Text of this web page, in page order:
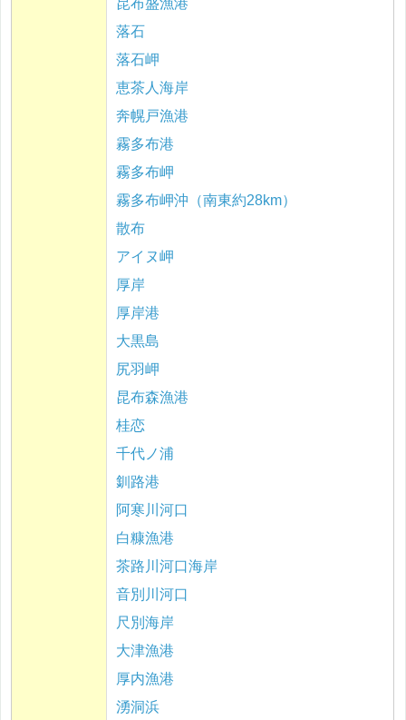
昆布盛漁港
落石
落石岬
恵茶人海岸
奔幌戸漁港
霧多布港
霧多布岬
霧多布岬沖（南東約28km）
散布
アイヌ岬
厚岸
厚岸港
大黒島
尻羽岬
昆布森漁港
桂恋
千代ノ浦
釧路港
阿寒川河口
白糠漁港
茶路川河口海岸
音別川河口
尺別海岸
大津漁港
厚内漁港
湧洞浜